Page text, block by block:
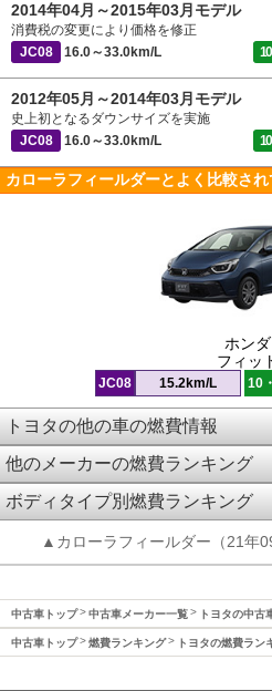
2014年04月～2015年03月モデル
消費税の変更により価格を修正
JC08
16.0～33.0km/L
2012年05月～2014年03月モデル
史上初となるダウンサイズを実施
JC08
16.0～33.0km/L
カローラフィールダーとよく比較さ
ホンダ
フィッ
JC08 15.2km/L 10
トヨタの他の車の燃費情報
他のメーカーの燃費ランキング
ボディタイプ別燃費ランキング
▲カローラフィールダー（21年
中古車トップ 中古車メーカー一覧 トヨタの中古
中古車トップ 燃費ランキング トヨタの燃費ラン